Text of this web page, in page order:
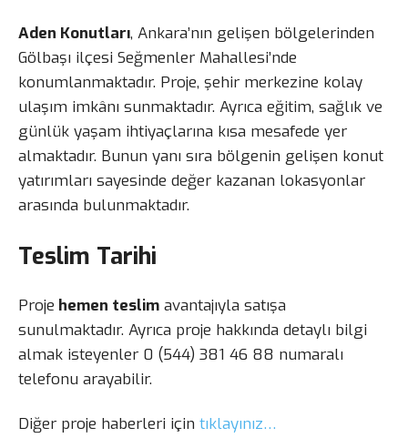
Aden Konutları, Ankara’nın gelişen bölgelerinden
Gölbaşı ilçesi Seğmenler Mahallesi’nde
konumlanmaktadır. Proje, şehir merkezine kolay
ulaşım imkânı sunmaktadır. Ayrıca eğitim, sağlık ve
günlük yaşam ihtiyaçlarına kısa mesafede yer
almaktadır. Bunun yanı sıra bölgenin gelişen konut
yatırımları sayesinde değer kazanan lokasyonlar
arasında bulunmaktadır.
Teslim Tarihi
Proje hemen teslim avantajıyla satışa
sunulmaktadır. Ayrıca proje hakkında detaylı bilgi
almak isteyenler 0 (544) 381 46 88 numaralı
telefonu arayabilir.
Diğer proje haberleri için tıklayınız…